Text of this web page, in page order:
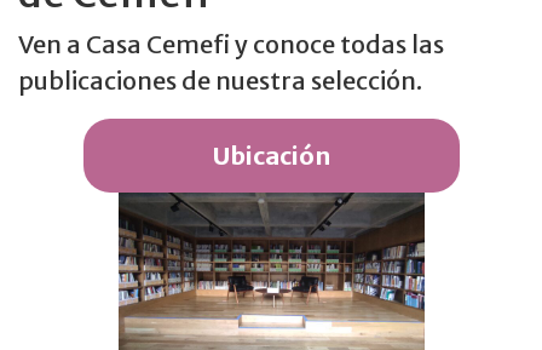
Ven a Casa Cemefi y conoce todas las
publicaciones de nuestra selección.
Ubicación